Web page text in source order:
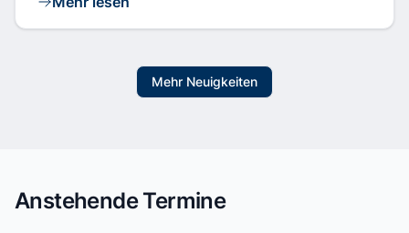
Mehr Neuigkeiten
Anstehende Termine